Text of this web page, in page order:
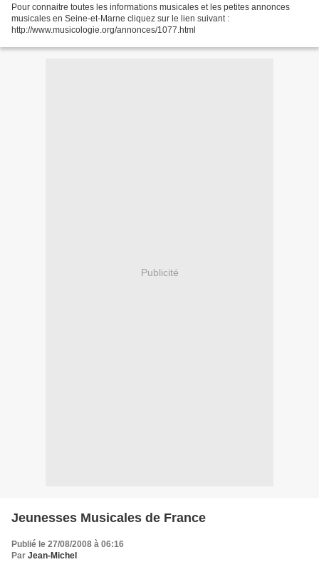
Pour connaitre toutes les informations musicales et les petites annonces
musicales en Seine-et-Marne cliquez sur le lien suivant :
http://www.musicologie.org/annonces/1077.html
Publicité
Jeunesses Musicales de France
Publié le 27/08/2008 à 06:16
Par Jean-Michel